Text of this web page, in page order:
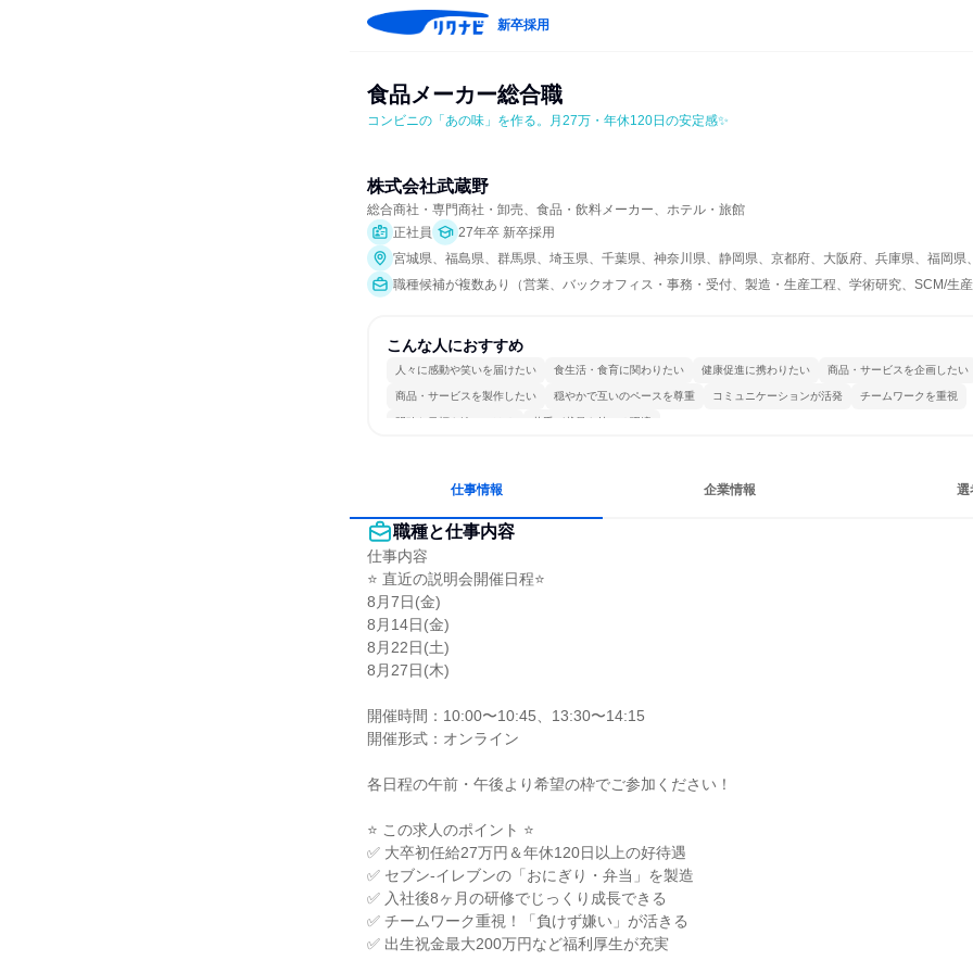
新卒採用
食品メーカー総合職
コンビニの「あの味」を作る。月27万・年休120日の安定感✨
株式会社武蔵野
総合商社・専門商社・卸売、食品・飲料メーカー、ホテル・旅館
正社員
27年卒 新卒採用
宮城県、福島県、群馬県、埼玉県、千葉県、神奈川県、静岡県、京都府、大阪府、兵庫県、福岡県
職種候補が複数あり（営業、バックオフィス・事務・受付、製造・生産工程、学術研究、SCM/生
こんな人におすすめ
人々に感動や笑いを届けたい 食生活・食育に関わりたい 健康促進に携わりたい 商品・サービスを企画したい
商品・サービスを製作したい 穏やかで互いのペースを尊重 コミュニケーションが活発 チームワークを重視
明確な目標を追いかける 若手が裁量を持てる環境
仕事情報 企業情報 選
職種と仕事内容
仕事内容
⭐ 直近の説明会開催日程⭐
8月7日(金)
8月14日(金)
8月22日(土)
8月27日(木)
開催時間：10:00〜10:45、13:30〜14:15
開催形式：オンライン
各日程の午前・午後より希望の枠でご参加ください！
⭐ この求人のポイント ⭐
✅ 大卒初任給27万円＆年休120日以上の好待遇
✅ セブン-イレブンの「おにぎり・弁当」を製造
✅ 入社後8ヶ月の研修でじっくり成長できる
✅ チームワーク重視！「負けず嫌い」が活きる
✅ 出生祝金最大200万円など福利厚生が充実